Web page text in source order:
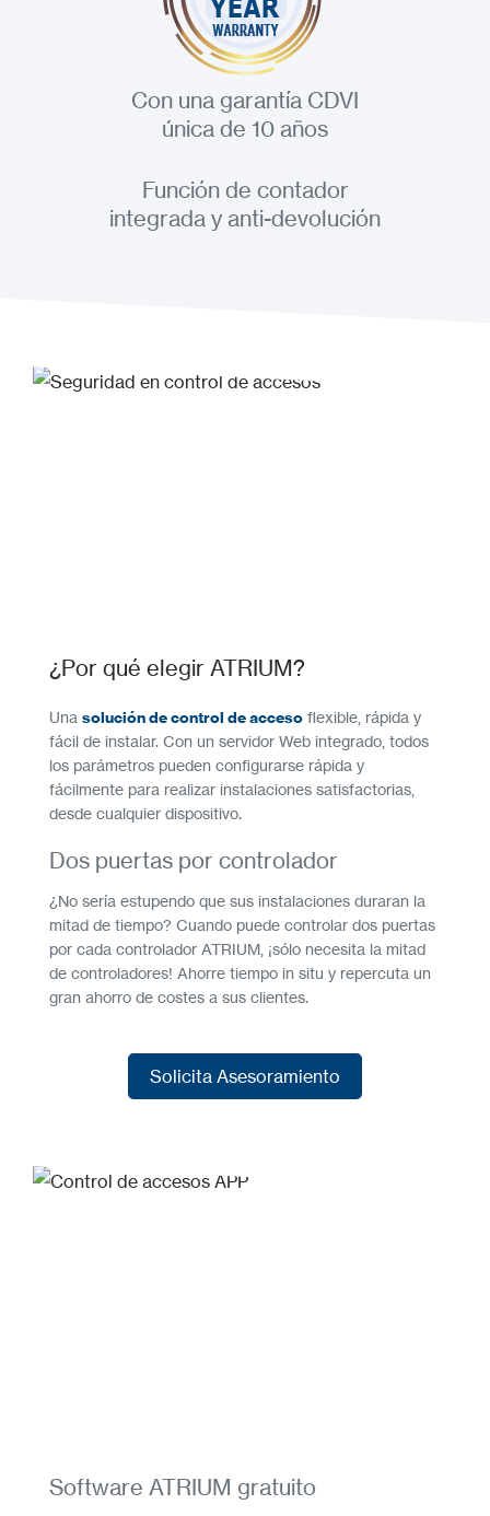
Con una garantía CDVI
única de 10 años
Función de contador
integrada y anti-devolución
¿Por qué elegir ATRIUM?
Una solución de control de acceso flexible, rápida y
fácil de instalar. Con un servidor Web integrado, todos
los parámetros pueden configurarse rápida y
fácilmente para realizar instalaciones satisfactorias,
desde cualquier dispositivo.
Dos puertas por controlador
¿No sería estupendo que sus instalaciones duraran la
mitad de tiempo? Cuando puede controlar dos puertas
por cada controlador ATRIUM, ¡sólo necesita la mitad
de controladores! Ahorre tiempo in situ y repercuta un
gran ahorro de costes a sus clientes.
Solicita Asesoramiento
Software ATRIUM gratuito